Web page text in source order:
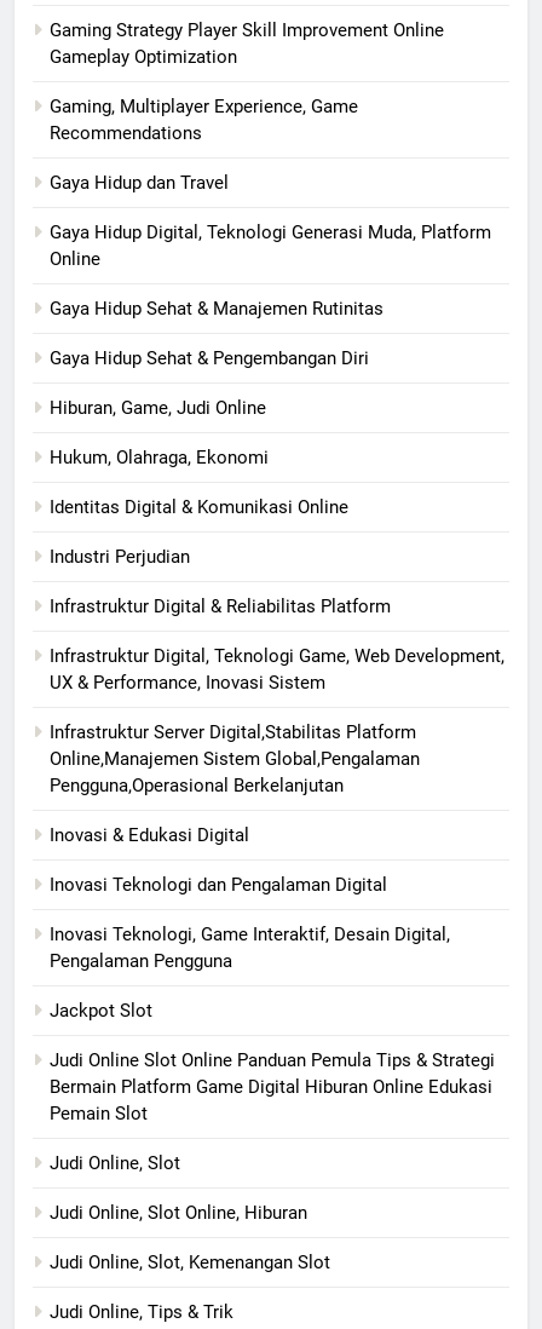
Gaming Strategy Player Skill Improvement Online
Gameplay Optimization
Gaming, Multiplayer Experience, Game
Recommendations
Gaya Hidup dan Travel
Gaya Hidup Digital, Teknologi Generasi Muda, Platform
Online
Gaya Hidup Sehat & Manajemen Rutinitas
Gaya Hidup Sehat & Pengembangan Diri
Hiburan, Game, Judi Online
Hukum, Olahraga, Ekonomi
Identitas Digital & Komunikasi Online
Industri Perjudian
Infrastruktur Digital & Reliabilitas Platform
Infrastruktur Digital, Teknologi Game, Web Development,
UX & Performance, Inovasi Sistem
Infrastruktur Server Digital,Stabilitas Platform
Online,Manajemen Sistem Global,Pengalaman
Pengguna,Operasional Berkelanjutan
Inovasi & Edukasi Digital
Inovasi Teknologi dan Pengalaman Digital
Inovasi Teknologi, Game Interaktif, Desain Digital,
Pengalaman Pengguna
Jackpot Slot
Judi Online Slot Online Panduan Pemula Tips & Strategi
Bermain Platform Game Digital Hiburan Online Edukasi
Pemain Slot
Judi Online, Slot
Judi Online, Slot Online, Hiburan
Judi Online, Slot, Kemenangan Slot
Judi Online, Tips & Trik